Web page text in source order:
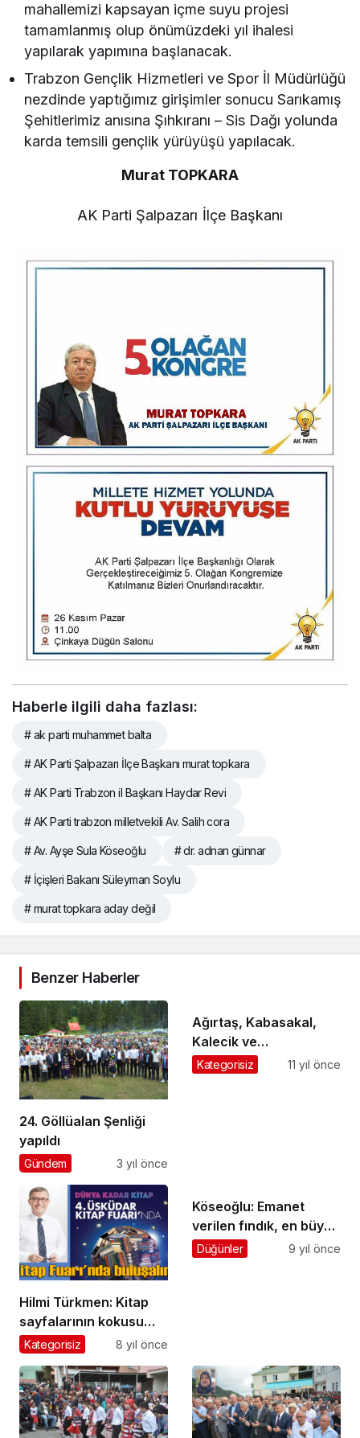
mahallemizi kapsayan içme suyu projesi
tamamlanmış olup önümüzdeki yıl ihalesi
yapılarak yapımına başlanacak.
Trabzon Gençlik Hizmetleri ve Spor İl Müdürlüğü
nezdinde yaptığımız girişimler sonucu Sarıkamış
Şehitlerimiz anısına Şıhkıranı – Sis Dağı yolunda
karda temsili gençlik yürüyüşü yapılacak.
Murat TOPKARA
AK Parti Şalpazarı İlçe Başkanı
Haberle ilgili daha fazlası:
# ak parti muhammet balta
# AK Parti Şalpazarı İlçe Başkanı murat topkara
# AK Parti Trabzon il Başkanı Haydar Revi
# AK Parti trabzon milletvekili Av. Salih cora
# Av. Ayşe Sula Köseoğlu # dr. adnan günnar
# İçişleri Bakanı Süleyman Soylu
# murat topkara aday değil
Benzer Haberler
24. Göllüalan Şenliği
yapıldı
Gündem 3 yıl önce
Ağırtaş, Kabasakal,
Kalecik ve
Kasımağzı’nda
Kategorisiz 11 yıl önce
Hilmi Türkmen: Kitap
sayfalarının kokusu
Üsküdar’ı saracak
Kategorisiz 8 yıl önce
Köseoğlu: Emanet
verilen fındık, en büyük
sorun
Düğünler 9 yıl önce